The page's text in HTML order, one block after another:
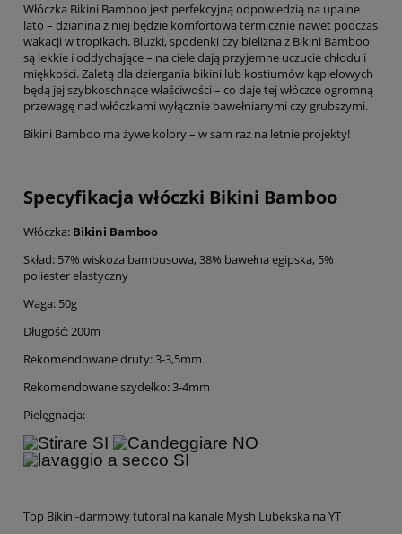
Włóczka Bikini Bamboo jest perfekcyjną odpowiedzią na upalne
lato – dzianina z niej będzie komfortowa termicznie nawet podczas
wakacji w tropikach. Bluzki, spodenki czy bielizna z Bikini Bamboo
są lekkie i oddychające – na ciele dają przyjemne uczucie chłodu i
miękkości. Zaletą dla dziergania bikini lub kostiumów kąpielowych
będą jej szybkoschnące właściwości – co daje tej włóczce ogromną
przewagę nad włóczkami wyłącznie bawełnianymi czy grubszymi.
Bikini Bamboo ma żywe kolory – w sam raz na letnie projekty!
Specyfikacja włóczki Bikini Bamboo
Włóczka: Bikini Bamboo
Skład: 57% wiskoza bambusowa, 38% bawełna egipska, 5%
poliester elastyczny
Waga: 50g
Długość: 200m
Rekomendowane druty: 3-3,5mm
Rekomendowane szydełko: 3-4mm
Pielęgnacja:
Top Bikini-darmowy tutoral na kanale Mysh Lubekska na YT